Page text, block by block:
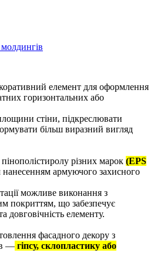
елемент для оформлення
горизонтальних або
стіни, підкреслювати
більш виразний вигляд
різних марок (EPS
армуючого захисного
можливе виконання з
покриттям, що забезпечує
довговічність елементу.
фасадного декору з
— гіпсу, склопластику або